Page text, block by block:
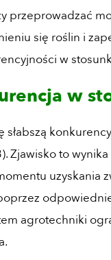
przeprowadzać
się roślin i
w
w
słabszą
Zjawisko to
uzyskania
agrotechniki